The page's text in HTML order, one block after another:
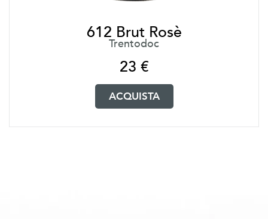
612 Brut Rosè
Trentodoc
23 €
ACQUISTA